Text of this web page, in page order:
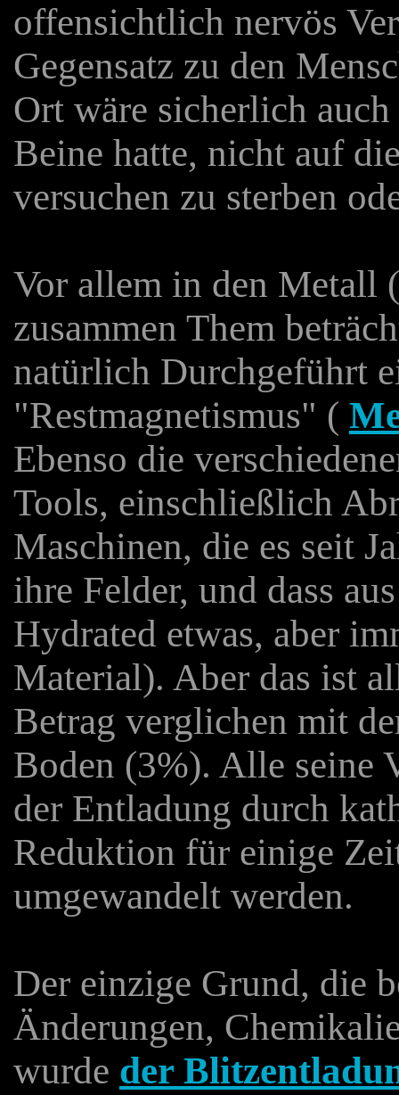
offensichtlich nervös
Gegensatz zu den
Ort wäre sicherlich
Beine hatte, nicht auf
versuchen zu sterben
Vor allem in den Metall
zusammen Them
natürlich Durchgeführt
"Restmagnetismus" (
Ebenso die
Tools, einschließlich
Maschinen, die es seit
ihre Felder, und dass
Hydrated etwas, aber
Material). Aber das ist
Betrag verglichen mit
Boden (3%). Alle seine
der Entladung durch
Reduktion für einige
umgewandelt werden.
Der einzige Grund, die
Änderungen,
wurde der